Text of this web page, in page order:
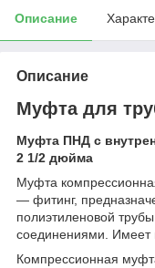
Описание
Описание
Муфта для
Муфта ПНД с
2 1/2 дюйма
Муфта
— фитинг,
полиэтиленовой
соединениями. Имеет
Компрессионная